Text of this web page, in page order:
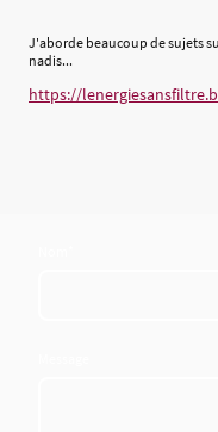
J'aborde beaucoup de sujets
nadis...
https://